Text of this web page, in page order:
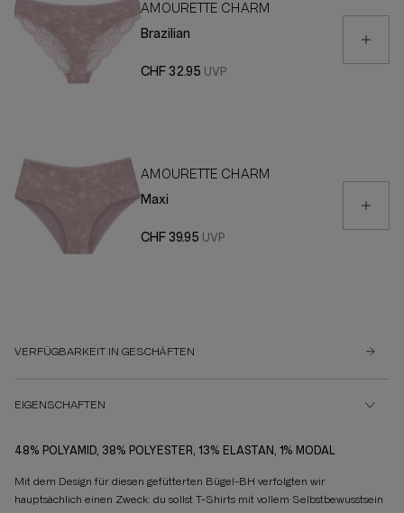
VERFÜGBARKEIT IN GESCHÄFTEN
AMOURETTE CHARM
Brazilian
CHF 32.95
AMOURETTE CHARM
Maxi
CHF 39.95
EIGENSCHAFTEN
48% POLYAMID, 38% POLYESTER, 13% ELASTAN, 1% MODAL
Mit dem Design für diesen gefütterten Bügel-BH verfolgten wir
hauptsächlich einen Zweck: du sollst T-Shirts mit vollem Selbstbewusstsein